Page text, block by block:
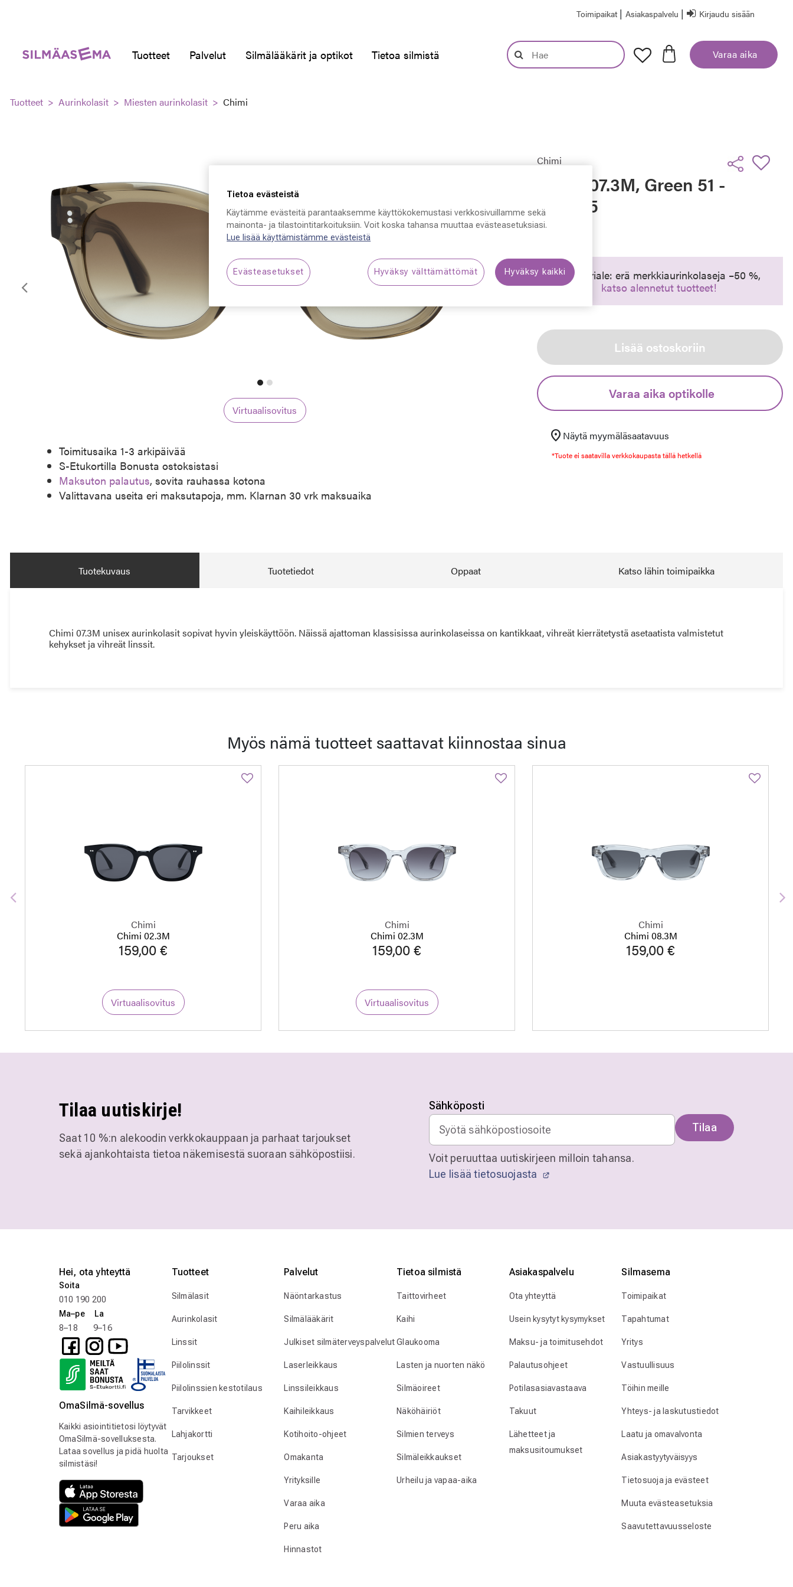
Toimipaikat | Asiakaspalvelu | Kirjaudu sisään
Tuotteet Palvelut Silmälääkärit ja optikot Tietoa silmistä Varaa aika
Tuotteet Aurinkolasit Miesten aurinkolasit Chimi
Edellinen
Virtuaalisovitus
Toimitusaika 1-3 arkipäivää
S-Etukortilla Bonusta ostoksistasi
Maksuton palautus, sovita rauhassa kotona
Valittavana useita eri maksutapoja, mm. Klarnan 30 vrk maksuaika
Chimi
Chimi 07.3M, Green 51 -
22 - 145
Synttäriale: erä merkkiaurinkolaseja –50 %,
katso alennetut tuotteet!
Lisää ostoskoriin
Varaa aika optikolle
location_on Näytä myymäläsaatavuus
*Tuote ei saatavilla verkkokaupasta tällä hetkellä
Tuotekuvaus Tuotetiedot Oppaat Katso lähin toimipaikka
Chimi 07.3M unisex aurinkolasit sopivat hyvin yleiskäyttöön. Näissä ajattoman klassisissa aurinkolaseissa on kantikkaat, vihreät kierrätetystä asetaatista valmistetut
kehykset ja vihreät linssit.
Myös nämä tuotteet saattavat kiinnostaa sinua
Chimi
Chimi 02.3M
159,00 €
Virtuaalisovitus
Chimi
Chimi 02.3M
159,00 €
Virtuaalisovitus
Chimi
Chimi 08.3M
159,00 €
Edellinen
Tilaa uutiskirje!
Saat 10 %:n alekoodin verkkokauppaan ja parhaat tarjoukset
sekä ajankohtaista tietoa näkemisestä suoraan sähköpostiisi.
Sähköposti
Tilaa
Voit peruuttaa uutiskirjeen milloin tahansa.
Lue lisää tietosuojasta
Hei, ota yhteyttä
Soita
010 190 200
Ma–pe La
8–18 9–16
OmaSilmä-sovellus
Kaikki asiointitietosi löytyvät
OmaSilmä-sovelluksesta.
Lataa sovellus ja pidä huolta
silmistäsi!
Tuotteet
Silmälasit
Aurinkolasit
Linssit
Piilolinssit
Piilolinssien kestotilaus
Tarvikkeet
Lahjakortti
Tarjoukset
Palvelut
Näöntarkastus
Silmälääkärit
Julkiset silmäterveyspalvelut
Laserleikkaus
Linssileikkaus
Kaihileikkaus
Kotihoito-ohjeet
Omakanta
Yrityksille
Varaa aika
Peru aika
Hinnastot
Tietoa silmistä
Taittovirheet
Kaihi
Glaukooma
Lasten ja nuorten näkö
Silmäoireet
Näköhäiriöt
Silmien terveys
Silmäleikkaukset
Urheilu ja vapaa-aika
Asiakaspalvelu
Ota yhteyttä
Usein kysytyt kysymykset
Maksu- ja toimitusehdot
Palautusohjeet
Potilasasiavastaava
Takuut
Lähetteet ja
maksusitoumukset
Silmӓasema
Toimipaikat
Tapahtumat
Yritys
Vastuullisuus
Töihin meille
Yhteys- ja laskutustiedot
Laatu ja omavalvonta
Asiakastyytyväisyys
Tietosuoja ja evästeet
Muuta evästeasetuksia
Saavutettavuusseloste
Tietoa evästeistä
Käytämme evästeitä parantaaksemme käyttökokemustasi verkkosivuillamme sekä
mainonta- ja tilastointitarkoituksiin. Voit koska tahansa muuttaa evästeasetuksiasi.
Lue lisää käyttämistämme evästeistä
Evästeasetukset Hyväksy välttämättömät Hyväksy kaikki